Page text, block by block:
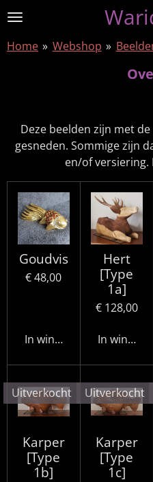
Ga
naar
Home » Webshop »
Deze beelden zijn met
gesneden. Sommige zijn
en/of versiering.
Goudvis
€ 48,00
In winkelwagen
Hert
[Type
1a]
€ 128,00
In
Uitverkocht
Karper
[Type
1b]
Uitverkocht
Karper
[Type
1c]